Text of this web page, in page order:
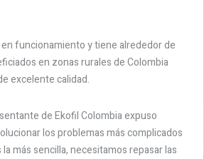
funcionamiento y tiene alrededor de
en zonas rurales de Colombia
excelente calidad.
de Ekofil Colombia expuso
los problemas más complicados
más sencilla, necesitamos repasar las